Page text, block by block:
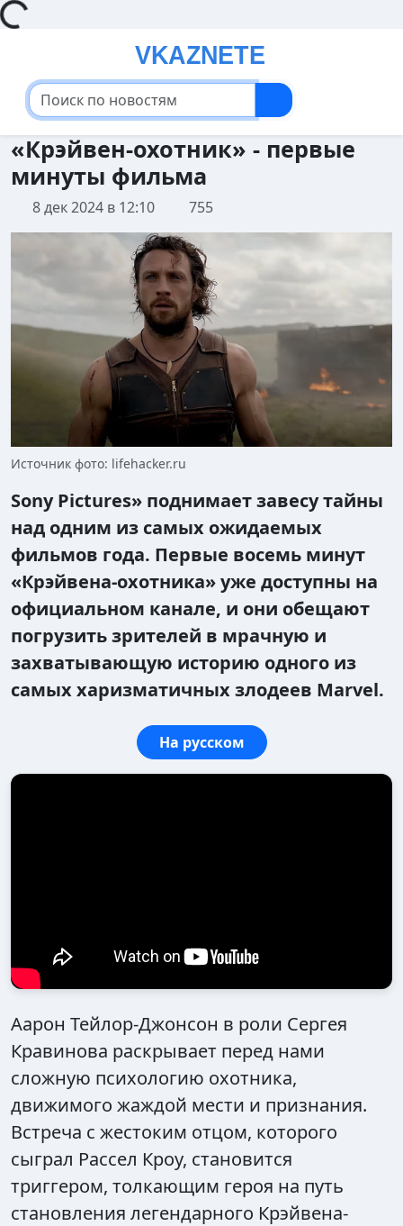
«Крэйвен-охотник» - первые
минуты фильма
8 дек 2024 в 12:10 755
Источник фото: lifehacker.ru
Sony Pictures» поднимает завесу тайны
над одним из самых ожидаемых
фильмов года. Первые восемь минут
«Крэйвена-охотника» уже доступны на
официальном канале, и они обещают
погрузить зрителей в мрачную и
захватывающую историю одного из
самых харизматичных злодеев Marvel.
На русском
Аарон Тейлор-Джонсон в роли Сергея
Кравинова раскрывает перед нами
сложную психологию охотника,
движимого жаждой мести и признания.
Встреча с жестоким отцом, которого
сыграл Рассел Кроу, становится
триггером, толкающим героя на путь
становления легендарного Крэйвена-